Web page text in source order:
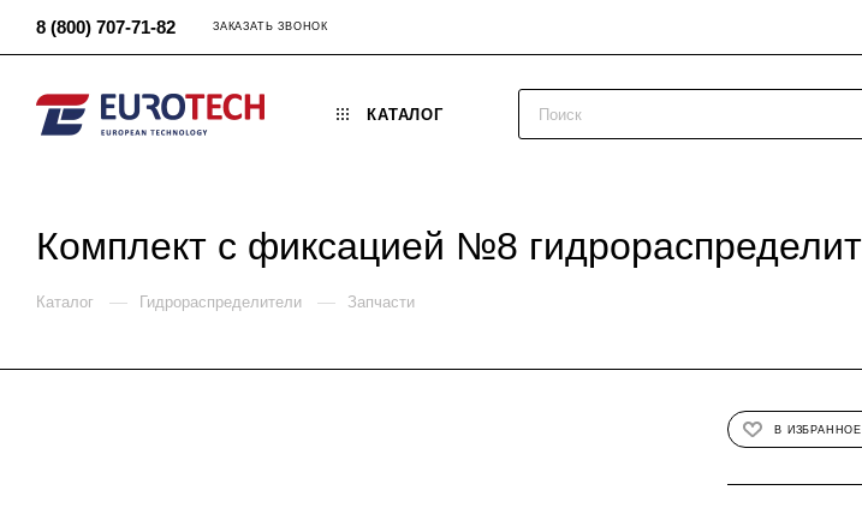
8 (800) 707-71-82 ЗАКАЗАТЬ ЗВОНОК
КАТАЛОГ
Комплект с фиксацией №8
Каталог — Гидрораспределители — Запчасти
В ИЗБРАННОЕ